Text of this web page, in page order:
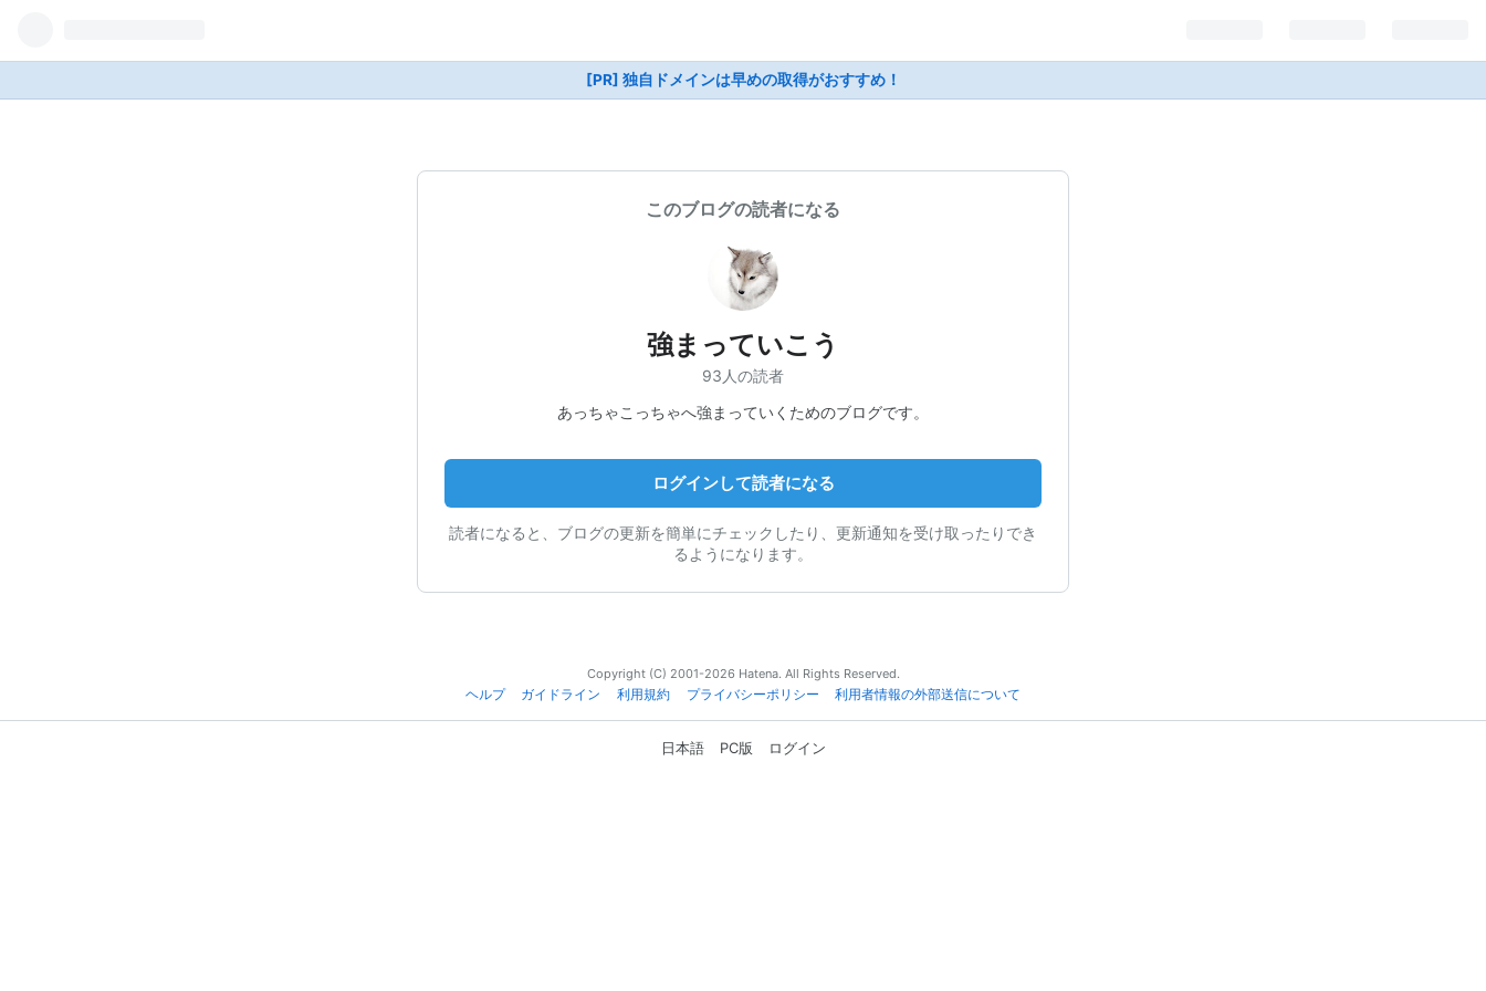
[PR] 独自ドメインは早めの取得がおすすめ！
このブログの読者になる
強まっていこう
93人の読者
あっちゃこっちゃへ強まっていくためのブログです。
ログインして読者になる
読者になると、ブログの更新を簡単にチェックしたり、更新通知を受け取ったりでき
るようになります。
Copyright (C) 2001-2026 Hatena. All Rights Reserved.
ヘルプ
ガイドライン 利用規約 プライバシーポリシー 利用者情報の外部送信について
日本語 PC版 ログイン